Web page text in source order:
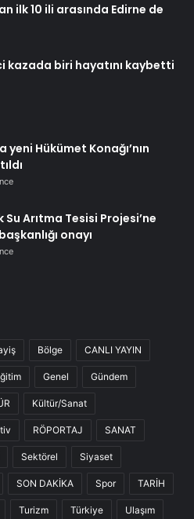
ilk 10 ili arasında Edirne de
kazada biri hayatını kaybetti
yeni Hükümet Konağı’nın
Su Arıtma Tesisi Projesi’ne
onayı
Bölge CANLI YAYIN
Genel Gündem
Kültür/Sanat
RÖPORTAJ SANAT
Sektörel Siyaset
SON DAKİKA Spor TARİH
Turizm Türkiye Ulaşım